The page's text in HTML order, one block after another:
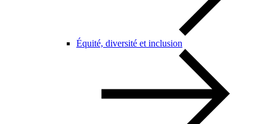
Équité, diversité et inclusion